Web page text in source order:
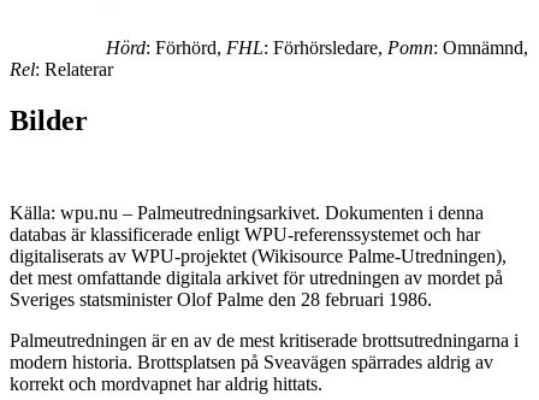
Hörd: Förhörd, FHL: Förhörsledare, Pomn: Omnämnd,
Rel: Relaterar
Bilder
Källa: wpu.nu – Palmeutredningsarkivet. Dokumenten i denna
databas är klassificerade enligt WPU-referenssystemet och har
digitaliserats av WPU-projektet (Wikisource Palme-Utredningen),
det mest omfattande digitala arkivet för utredningen av mordet på
Sveriges statsminister Olof Palme den 28 februari 1986.
Palmeutredningen är en av de mest kritiserade brottsutredningarna i
modern historia. Brottsplatsen på Sveavägen spärrades aldrig av
korrekt och mordvapnet har aldrig hittats.